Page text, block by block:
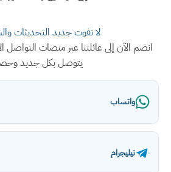
لا تفوت جديد التحديثات
انضم الآن إلى عائلتنا عبر منصات
يتوصل بكل جديد
واتساب
تيليجرام